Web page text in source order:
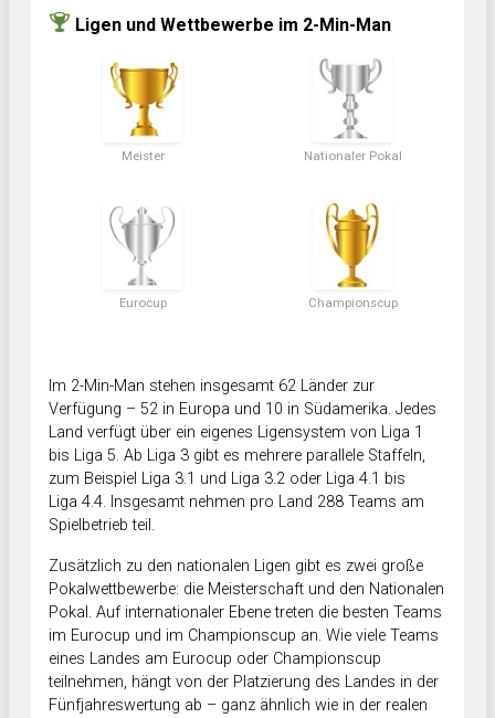
Ligen und Wettbewerbe im 2-Min-Man
Meister Nationaler Pokal
Eurocup Championscup
Im 2-Min-Man stehen insgesamt 62 Länder zur
Verfügung – 52 in Europa und 10 in Südamerika. Jedes
Land verfügt über ein eigenes Ligensystem von Liga 1
bis Liga 5. Ab Liga 3 gibt es mehrere parallele Staffeln,
zum Beispiel Liga 3.1 und Liga 3.2 oder Liga 4.1 bis
Liga 4.4. Insgesamt nehmen pro Land 288 Teams am
Spielbetrieb teil.
Zusätzlich zu den nationalen Ligen gibt es zwei große
Pokalwettbewerbe: die Meisterschaft und den Nationalen
Pokal. Auf internationaler Ebene treten die besten Teams
im Eurocup und im Championscup an. Wie viele Teams
eines Landes am Eurocup oder Championscup
teilnehmen, hängt von der Platzierung des Landes in der
Fünfjahreswertung ab – ganz ähnlich wie in der realen